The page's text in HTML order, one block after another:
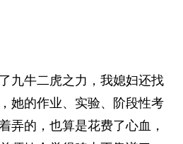
九牛二虎之力，我媳妇还找
她的作业、实验、阶段性考
弄的，也算是花费了心血，